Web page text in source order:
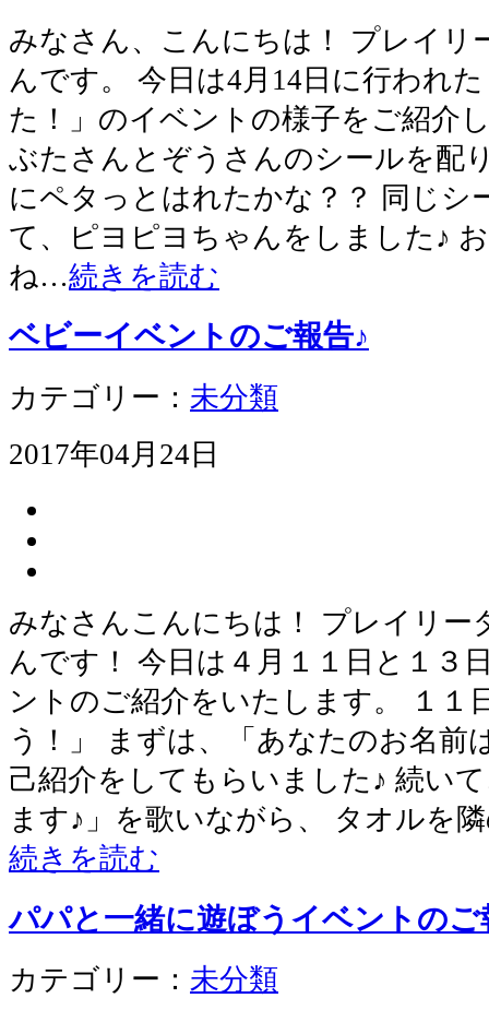
みなさん、こんにちは！ プレイリ
んです。 今日は4月14日に行われ
た！」のイベントの様子をご紹介
ぶたさんとぞうさんのシールを配
にペタっとはれたかな？？ 同じシ
て、ピヨピヨちゃんをしました♪
ね…続きを読む
ベビーイベントのご報告♪
カテゴリー： 未分類
2017年04月24日
みなさんこんにちは！ プレイリー
んです！ 今日は４月１１日と１３
ントのご紹介をいたします。 １１
う！」 まずは、「あなたのお名前
己紹介をしてもらいました♪ 続い
ます♪」を歌いながら、 タオルを
続きを読む
パパと一緒に遊ぼうイベントのご
カテゴリー： 未分類